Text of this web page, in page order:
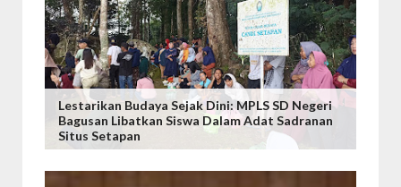
Lestarikan Budaya Sejak Dini: MPLS SD Negeri
Bagusan Libatkan Siswa Dalam Adat Sadranan
Situs Setapan